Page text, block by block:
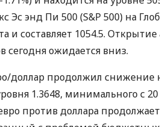
Эс энд Пи 500 (S&P 500) на
и составляет 1054.5.
сегодня ожидается вниз.
доллар продолжил снижение
1.3648, минимального с
против доллара